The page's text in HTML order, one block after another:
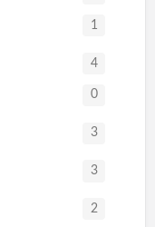
1
4
0
3
3
2